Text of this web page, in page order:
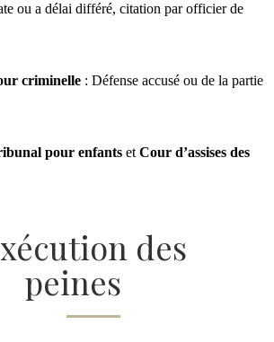
ou a délai différé, citation par officier de
criminelle : Défense accusé ou de la partie
pour enfants et Cour d’assises des
des
peines